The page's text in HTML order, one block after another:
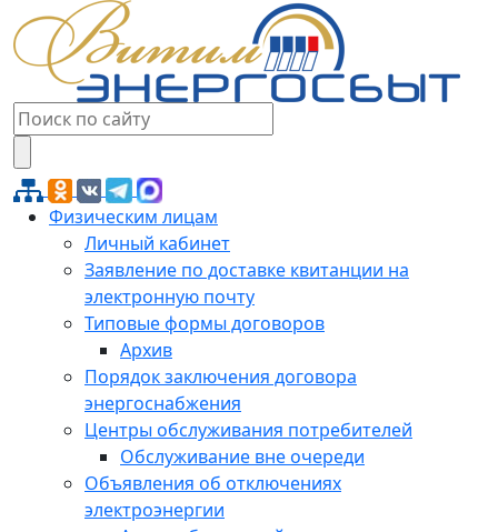
Физическим лицам
Личный кабинет
Заявление по доставке квитанции на
электронную почту
Типовые формы договоров
Архив
Порядок заключения договора
энергоснабжения
Центры обслуживания потребителей
Обслуживание вне очереди
Объявления об отключениях
электроэнергии